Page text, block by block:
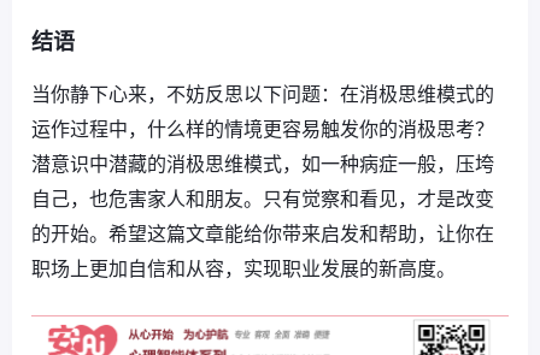
结语
当你静下心来，不妨反思以下问题：在消极思维模式的
运作过程中，什么样的情境更容易触发你的消极思考？
潜意识中潜藏的消极思维模式，如一种病症一般，压垮
自己，也危害家人和朋友。只有觉察和看见，才是改变
的开始。希望这篇文章能给你带来启发和帮助，让你在
职场上更加自信和从容，实现职业发展的新高度。